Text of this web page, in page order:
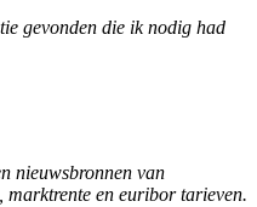
gevonden die ik nodig had
nieuwsbronnen van
marktrente en euribor tarieven.